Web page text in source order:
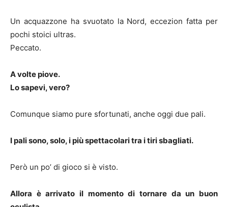
Un acquazzone ha svuotato la Nord, eccezion fatta per
pochi stoici ultras.
Peccato.
A volte piove.
Lo sapevi, vero?
Comunque siamo pure sfortunati, anche oggi due pali.
I pali sono, solo, i più spettacolari tra i tiri sbagliati.
Però un po’ di gioco si è visto.
Allora è arrivato il momento di tornare da un buon